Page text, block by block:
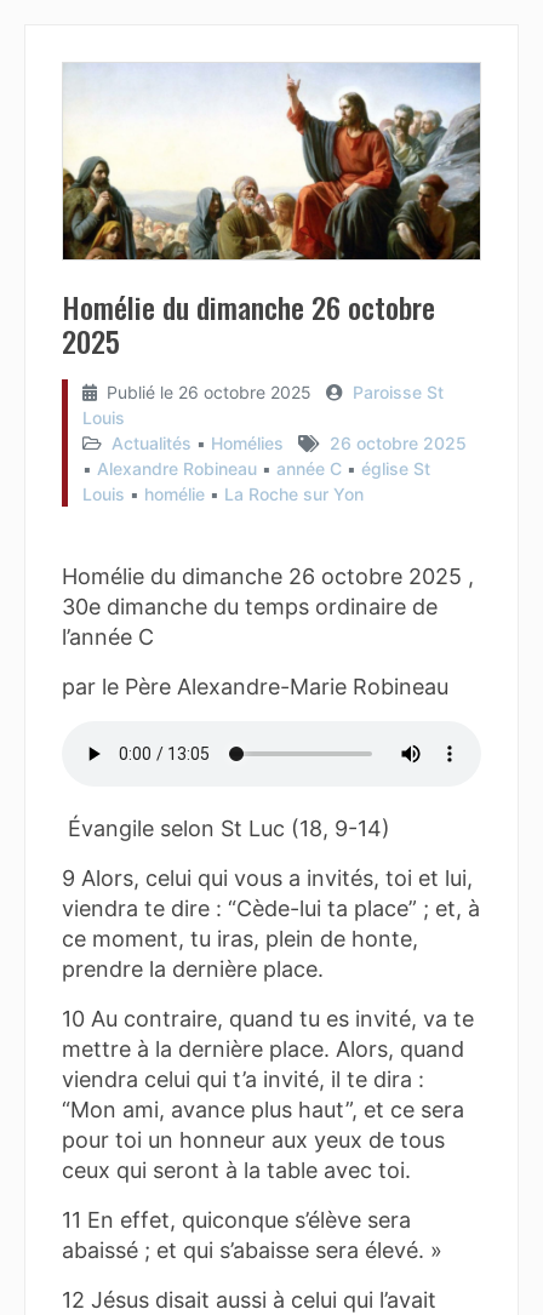
Homélie du dimanche 26 octobre
2025
Publié le 26 octobre 2025
Paroisse St
Louis
Actualités ▪︎ Homélies
26 octobre 2025
▪︎ Alexandre Robineau ▪︎ année C ▪︎ église St
Louis ▪︎ homélie ▪︎ La Roche sur Yon
Homélie du dimanche 26 octobre 2025 ,
30e dimanche du temps ordinaire de
l’année C
par le Père Alexandre-Marie Robineau
Évangile selon St Luc (18, 9-14)
9 Alors, celui qui vous a invités, toi et lui,
viendra te dire : “Cède-lui ta place” ; et, à
ce moment, tu iras, plein de honte,
prendre la dernière place.
10 Au contraire, quand tu es invité, va te
mettre à la dernière place. Alors, quand
viendra celui qui t’a invité, il te dira :
“Mon ami, avance plus haut”, et ce sera
pour toi un honneur aux yeux de tous
ceux qui seront à la table avec toi.
11 En effet, quiconque s’élève sera
abaissé ; et qui s’abaisse sera élevé. »
12 Jésus disait aussi à celui qui l’avait